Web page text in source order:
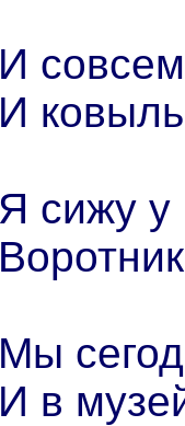
И
И
Я сижу у
Мы
И в